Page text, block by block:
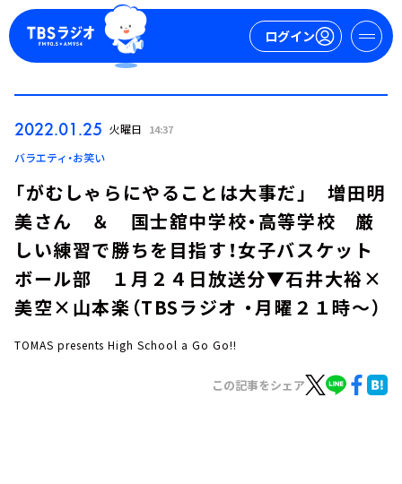
ログイン
ログイン
週間番組表
2022.01.25 火曜日 14:37
バラエティ・お笑い
「がむしゃらにやることは大事だ」 増田明
美さん ＆ 国士舘中学校・高等学校 厳
しい練習で勝ちを目指す！女子バスケット
ボール部 １月２４日放送分▼石井大裕×
美空×山本楽（TBSラジオ ・月曜２１時～）
TOMAS presents High School a Go Go!!
この記事をシェア